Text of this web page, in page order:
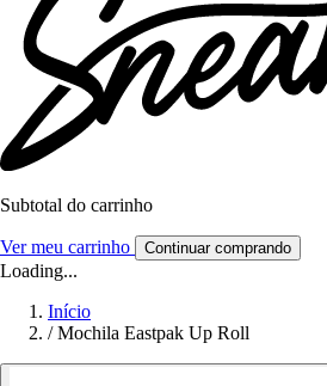
Subtotal do carrinho
Ver meu carrinho Continuar comprando
Loading...
Início
/ Mochila Eastpak Up Roll